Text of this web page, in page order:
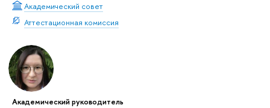
Академический совет
Аттестационная комиссия
Академический руководитель